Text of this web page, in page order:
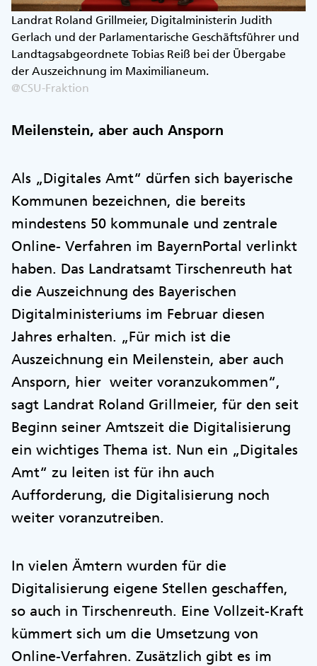
Landrat Roland Grillmeier, Digitalministerin Judith
Gerlach und der Parlamentarische Geschäftsführer und
Landtagsabgeordnete Tobias Reiß bei der Übergabe
der Auszeichnung im Maximilianeum.
@CSU-Fraktion
Meilenstein, aber auch Ansporn
Als „Digitales Amt“ dürfen sich bayerische
Kommunen bezeichnen, die bereits
mindestens 50 kommunale und zentrale
Online- Verfahren im BayernPortal verlinkt
haben. Das Landratsamt Tirschenreuth hat
die Auszeichnung des Bayerischen
Digitalministeriums im Februar diesen
Jahres erhalten. „Für mich ist die
Auszeichnung ein Meilenstein, aber auch
Ansporn, hier weiter voranzukommen“,
sagt Landrat Roland Grillmeier, für den seit
Beginn seiner Amtszeit die Digitalisierung
ein wichtiges Thema ist. Nun ein „Digitales
Amt“ zu leiten ist für ihn auch
Aufforderung, die Digitalisierung noch
weiter voranzutreiben.
In vielen Ämtern wurden für die
Digitalisierung eigene Stellen geschaffen,
so auch in Tirschenreuth. Eine Vollzeit-Kraft
kümmert sich um die Umsetzung von
Online-Verfahren. Zusätzlich gibt es im